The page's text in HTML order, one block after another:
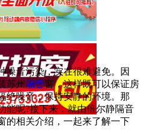
噪音污染，实在很难避免。因
苏州 隔音窗，这样既可以保证房
绝噪音，保持安静的环境。那
能呢?接下来，就由倍尔静隔音
的相关介绍，一起来了解一下